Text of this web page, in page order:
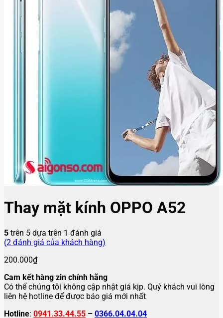
Thay mặt kính OPPO A52
5 trên 5 dựa trên 1 đánh giá
(2 đánh giá của khách hàng)
200.000₫
Cam kết hàng zin chính hãng
Có thể chúng tôi không cập nhật giá kịp. Quý khách vui lòng
liên hệ hotline để được báo giá mới nhất
Hotline: 0941.33.44.55 – 0366.04.04.04